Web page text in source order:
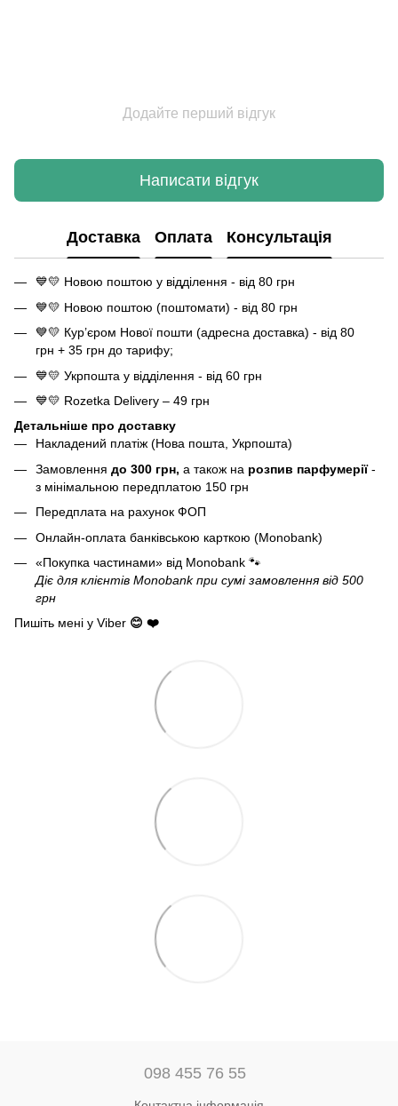
Додайте перший відгук
Написати відгук
Доставка Оплата Консультація
💙💛 Новою поштою у відділення - від 80 грн
💙💛 Новою поштою (поштомати) - від 80 грн
💙💛 Кур’єром Нової пошти (адресна доставка) - від 80
грн + 35 грн до тарифу;
💙💛 Укрпошта у відділення - від 60 грн
💙💛 Rozetka Delivery – 49 грн
Детальніше про доставку
Накладений платіж (Нова пошта, Укрпошта)
Замовлення до 300 грн, а також на розпив парфумерії-
з мінімальною передплатою 150 грн
Передплата на рахунок ФОП
Онлайн-оплата банківською карткою (Monobank)
«Покупка частинами» від Monobank 🐾
Діє для клієнтів Monobank при сумі замовлення від 500
грн
Пишіть мені у Viber 😊 ❤️
098 455 76 55